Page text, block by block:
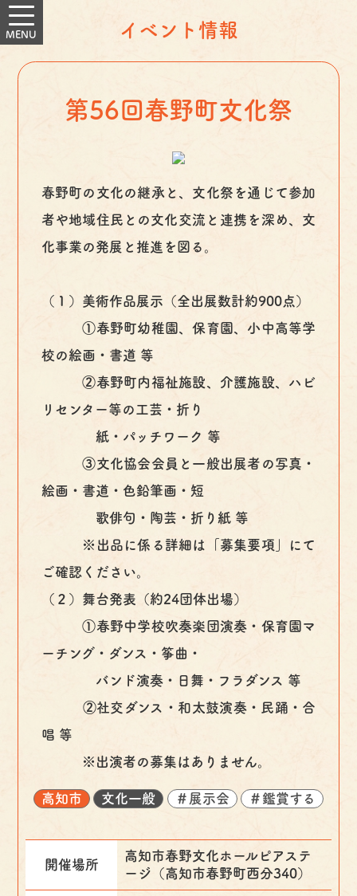
イベント情報
第56回春野町文化祭
春野町の文化の継承と、文化祭を通じて参加
者や地域住民との文化交流と連携を深め、文
化事業の発展と推進を図る。
（１）美術作品展示（全出展数計約900点）
①春野町幼稚園、保育園、小中高等学
校の絵画・書道 等
②春野町内福祉施設、介護施設、ハビ
リセンター等の工芸・折り
紙・パッチワーク 等
③文化協会会員と一般出展者の写真・
絵画・書道・色鉛筆画・短
歌俳句・陶芸・折り紙 等
※出品に係る詳細は「募集要項」にて
ご確認ください。
（２）舞台発表（約24団体出場）
①春野中学校吹奏楽団演奏・保育園マ
ーチング・ダンス・筝曲・
バンド演奏・日舞・フラダンス 等
②社交ダンス・和太鼓演奏・民踊・合
唱 等
※出演者の募集はありません。
高知市 文化一般 ＃展示会 ＃鑑賞する
開催場所
高知市春野文化ホールピアステ
ージ（高知市春野町西分340）